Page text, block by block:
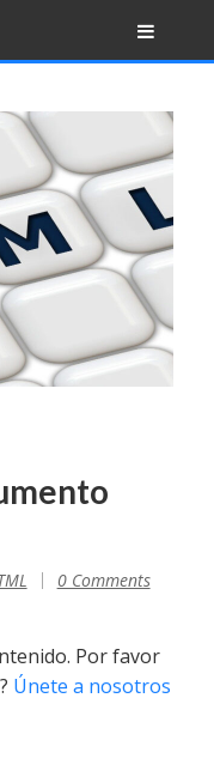
0 Comments
Por favor
Únete a nosotros